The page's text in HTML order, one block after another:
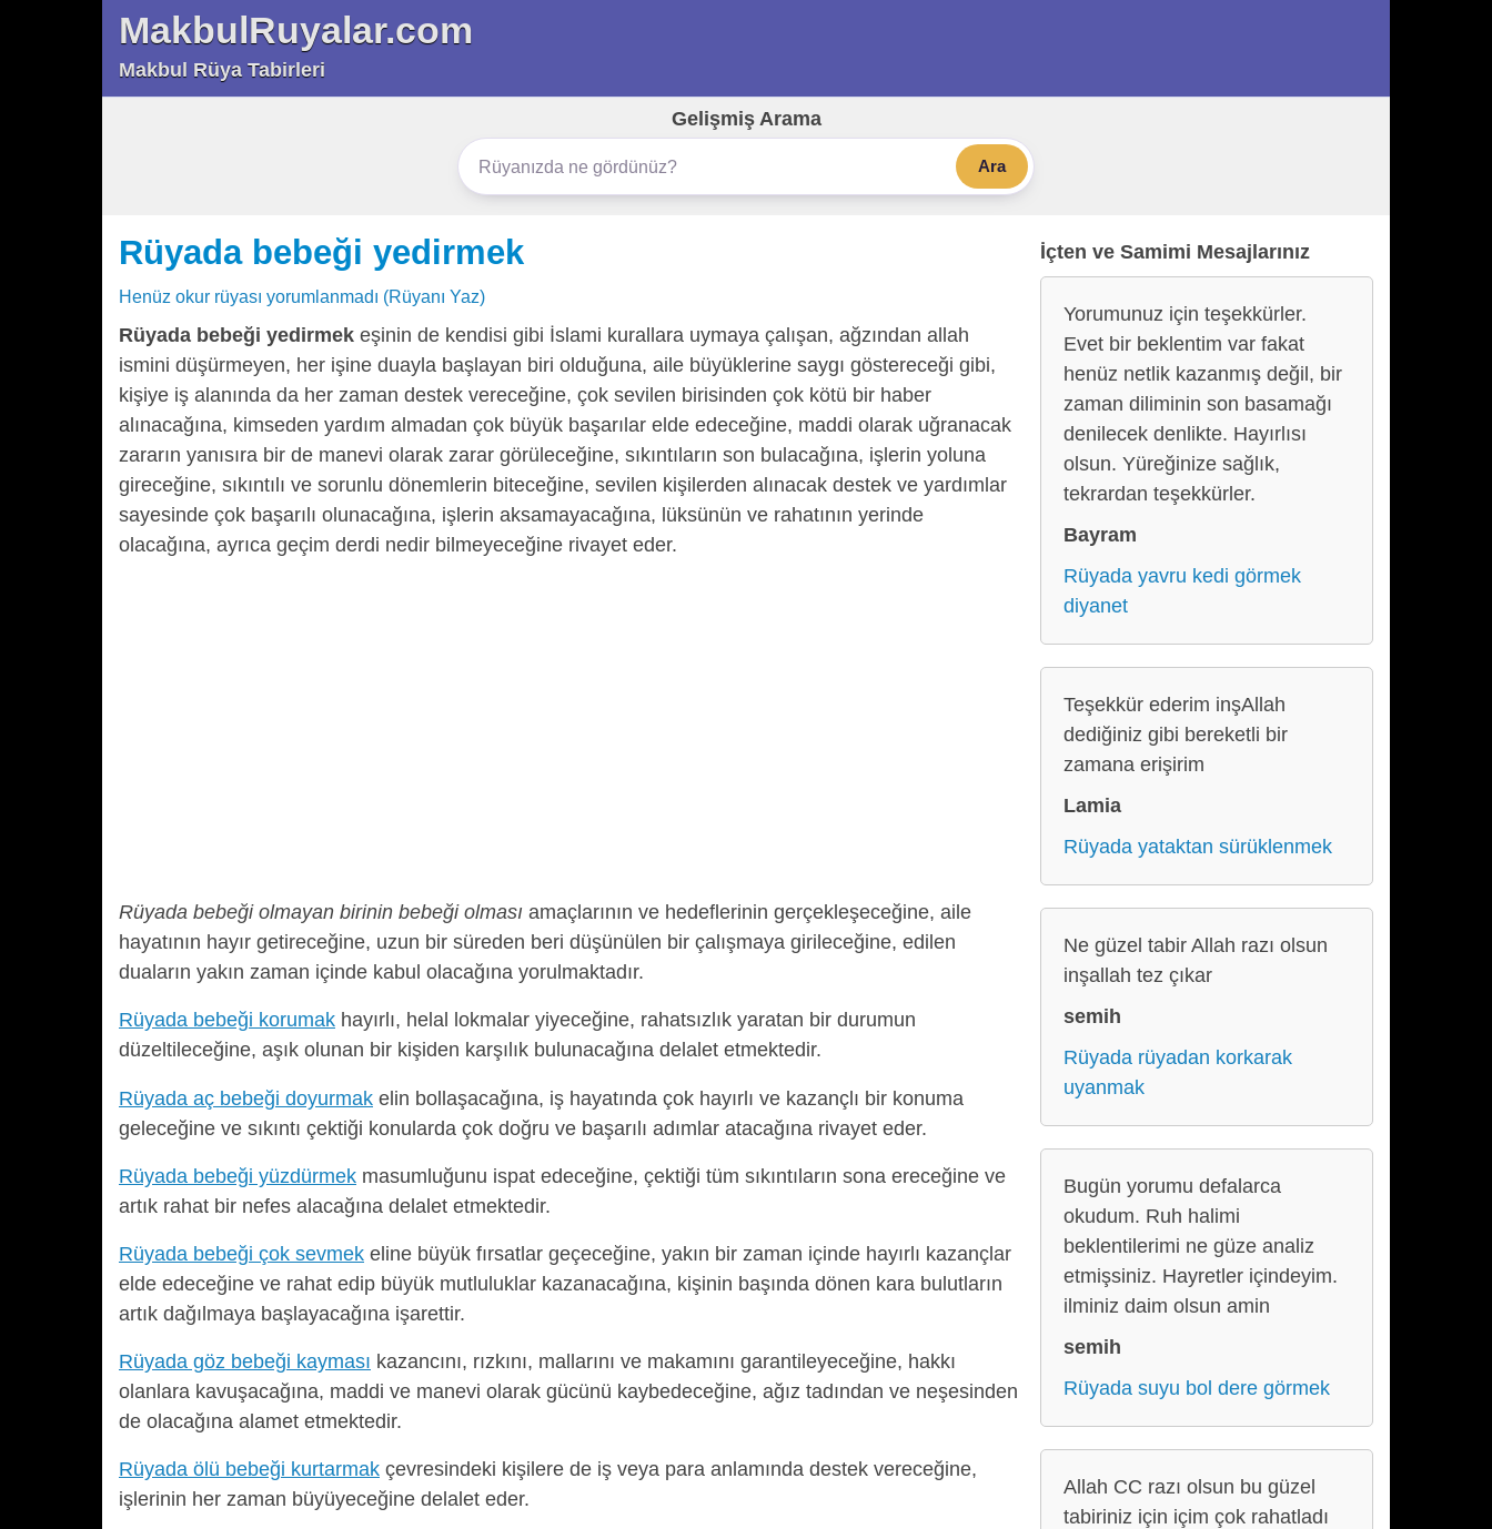
MakbulRuyalar.com
Makbul Rüya Tabirleri
Gelişmiş Arama
Ara
Rüyada bebeği yedirmek
Henüz okur rüyası yorumlanmadı (Rüyanı Yaz)
Rüyada bebeği yedirmek eşinin de kendisi gibi İslami kurallara uymaya çalışan, ağzından allah
ismini düşürmeyen, her işine duayla başlayan biri olduğuna, aile büyüklerine saygı göstereceği gibi,
kişiye iş alanında da her zaman destek vereceğine, çok sevilen birisinden çok kötü bir haber
alınacağına, kimseden yardım almadan çok büyük başarılar elde edeceğine, maddi olarak uğranacak
zararın yanısıra bir de manevi olarak zarar görüleceğine, sıkıntıların son bulacağına, işlerin yoluna
gireceğine, sıkıntılı ve sorunlu dönemlerin biteceğine, sevilen kişilerden alınacak destek ve yardımlar
sayesinde çok başarılı olunacağına, işlerin aksamayacağına, lüksünün ve rahatının yerinde
olacağına, ayrıca geçim derdi nedir bilmeyeceğine rivayet eder.
Rüyada bebeği olmayan birinin bebeği olması amaçlarının ve hedeflerinin gerçekleşeceğine, aile
hayatının hayır getireceğine, uzun bir süreden beri düşünülen bir çalışmaya girileceğine, edilen
duaların yakın zaman içinde kabul olacağına yorulmaktadır.
Rüyada bebeği korumak hayırlı, helal lokmalar yiyeceğine, rahatsızlık yaratan bir durumun
düzeltileceğine, aşık olunan bir kişiden karşılık bulunacağına delalet etmektedir.
Rüyada aç bebeği doyurmak elin bollaşacağına, iş hayatında çok hayırlı ve kazançlı bir konuma
geleceğine ve sıkıntı çektiği konularda çok doğru ve başarılı adımlar atacağına rivayet eder.
Rüyada bebeği yüzdürmek masumluğunu ispat edeceğine, çektiği tüm sıkıntıların sona ereceğine ve
artık rahat bir nefes alacağına delalet etmektedir.
Rüyada bebeği çok sevmek eline büyük fırsatlar geçeceğine, yakın bir zaman içinde hayırlı kazançlar
elde edeceğine ve rahat edip büyük mutluluklar kazanacağına, kişinin başında dönen kara bulutların
artık dağılmaya başlayacağına işarettir.
Rüyada göz bebeği kayması kazancını, rızkını, mallarını ve makamını garantileyeceğine, hakkı
olanlara kavuşacağına, maddi ve manevi olarak gücünü kaybedeceğine, ağız tadından ve neşesinden
de olacağına alamet etmektedir.
Rüyada ölü bebeği kurtarmak çevresindeki kişilere de iş veya para anlamında destek vereceğine,
işlerinin her zaman büyüyeceğine delalet eder.
İçten ve Samimi Mesajlarınız
Yorumunuz için teşekkürler.
Evet bir beklentim var fakat
henüz netlik kazanmış değil, bir
zaman diliminin son basamağı
denilecek denlikte. Hayırlısı
olsun. Yüreğinize sağlık,
tekrardan teşekkürler.
Bayram
Rüyada yavru kedi görmek
diyanet
Teşekkür ederim inşAllah
dediğiniz gibi bereketli bir
zamana erişirim
Lamia
Rüyada yataktan sürüklenmek
Ne güzel tabir Allah razı olsun
inşallah tez çıkar
semih
Rüyada rüyadan korkarak
uyanmak
Bugün yorumu defalarca
okudum. Ruh halimi
beklentilerimi ne güze analiz
etmişsiniz. Hayretler içindeyim.
ilminiz daim olsun amin
semih
Rüyada suyu bol dere görmek
Allah CC razı olsun bu güzel
tabiriniz için içim çok rahatladı